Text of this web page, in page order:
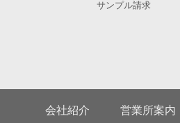
サンプル請求
会社紹介 営業所案内